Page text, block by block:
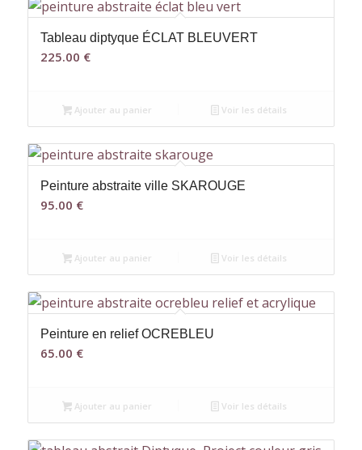
Tableau diptyque ÉCLAT BLEUVERT
225.00 €
Ajouter au panier Voir les détails
Peinture abstraite ville SKAROUGE
95.00 €
Ajouter au panier Voir les détails
Peinture en relief OCREBLEU
65.00 €
Ajouter au panier Voir les détails